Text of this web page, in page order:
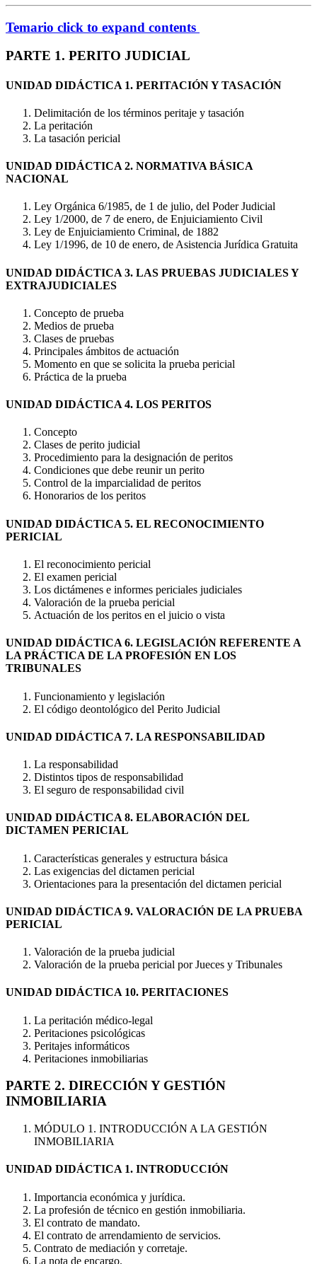
Temario click to expand contents
PARTE 1. PERITO JUDICIAL
UNIDAD DIDÁCTICA 1. PERITACIÓN Y TASACIÓN
Delimitación de los términos peritaje y tasación
La peritación
La tasación pericial
UNIDAD DIDÁCTICA 2. NORMATIVA BÁSICA
NACIONAL
Ley Orgánica 6/1985, de 1 de julio, del Poder Judicial
Ley 1/2000, de 7 de enero, de Enjuiciamiento Civil
Ley de Enjuiciamiento Criminal, de 1882
Ley 1/1996, de 10 de enero, de Asistencia Jurídica Gratuita
UNIDAD DIDÁCTICA 3. LAS PRUEBAS JUDICIALES Y
EXTRAJUDICIALES
Concepto de prueba
Medios de prueba
Clases de pruebas
Principales ámbitos de actuación
Momento en que se solicita la prueba pericial
Práctica de la prueba
UNIDAD DIDÁCTICA 4. LOS PERITOS
Concepto
Clases de perito judicial
Procedimiento para la designación de peritos
Condiciones que debe reunir un perito
Control de la imparcialidad de peritos
Honorarios de los peritos
UNIDAD DIDÁCTICA 5. EL RECONOCIMIENTO
PERICIAL
El reconocimiento pericial
El examen pericial
Los dictámenes e informes periciales judiciales
Valoración de la prueba pericial
Actuación de los peritos en el juicio o vista
UNIDAD DIDÁCTICA 6. LEGISLACIÓN REFERENTE A
LA PRÁCTICA DE LA PROFESIÓN EN LOS
TRIBUNALES
Funcionamiento y legislación
El código deontológico del Perito Judicial
UNIDAD DIDÁCTICA 7. LA RESPONSABILIDAD
La responsabilidad
Distintos tipos de responsabilidad
El seguro de responsabilidad civil
UNIDAD DIDÁCTICA 8. ELABORACIÓN DEL
DICTAMEN PERICIAL
Características generales y estructura básica
Las exigencias del dictamen pericial
Orientaciones para la presentación del dictamen pericial
UNIDAD DIDÁCTICA 9. VALORACIÓN DE LA PRUEBA
PERICIAL
Valoración de la prueba judicial
Valoración de la prueba pericial por Jueces y Tribunales
UNIDAD DIDÁCTICA 10. PERITACIONES
La peritación médico-legal
Peritaciones psicológicas
Peritajes informáticos
Peritaciones inmobiliarias
PARTE 2. DIRECCIÓN Y GESTIÓN
INMOBILIARIA
MÓDULO 1. INTRODUCCIÓN A LA GESTIÓN
INMOBILIARIA
UNIDAD DIDÁCTICA 1. INTRODUCCIÓN
Importancia económica y jurídica.
La profesión de técnico en gestión inmobiliaria.
El contrato de mandato.
El contrato de arrendamiento de servicios.
Contrato de mediación y corretaje.
La nota de encargo.